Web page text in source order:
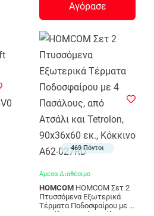
Αγόρασε
469 Πόντοι
Άμεσα Διαθέσιμο
HOMCOM
Πτυσσόμενα Εξωτερικά
Τέρματα Ποδοσφαίρου με 4